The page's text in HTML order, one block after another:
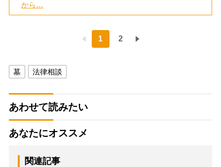
から…
1 2
墓 法律相談
あわせて読みたい
あなたにオススメ
関連記事